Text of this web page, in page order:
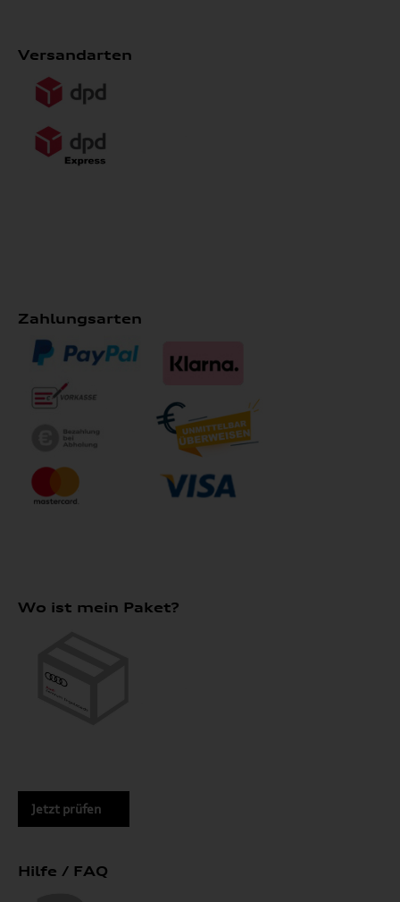
Versandarten
Zahlungsarten
Wo ist mein Paket?
Jetzt prüfen
Hilfe / FAQ